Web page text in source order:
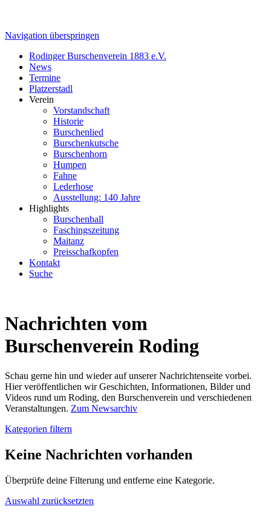
Navigation überspringen
Rodinger Burschenverein 1883 e.V.
News
Termine
Platzerstadl
Verein
Vorstandschaft
Historie
Burschenlied
Burschenkutsche
Burschenhorn
Humpen
Fahne
Lederhose
Ausstellung: 140 Jahre
Highlights
Burschenball
Faschingszeitung
Maitanz
Preisschafkopfen
Kontakt
Suche
Nachrichten vom
Burschenverein Roding
Schau gerne hin und wieder auf unserer Nachrichtenseite vorbei.
Hier veröffentlichen wir Geschichten, Informationen, Bilder und
Videos rund um Roding, den Burschenverein und verschiedenen
Veranstaltungen. Zum Newsarchiv
Kategorien filtern
Keine Nachrichten vorhanden
Überprüfe deine Filterung und entferne eine Kategorie.
Auswahl zurücksetzten